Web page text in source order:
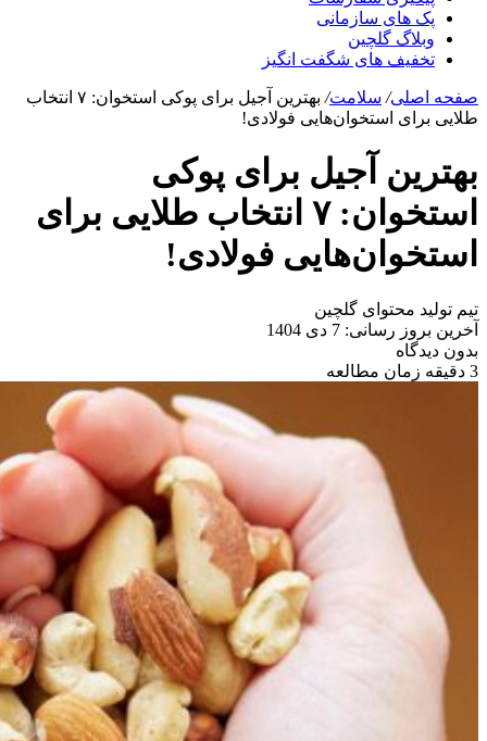
پک های سازمانی
وبلاگ گلچین
تخفیف های شگفت انگیز
صفحه اصلی/ سلامت/
بهترین آجیل برای پوکی استخوان: ۷ انتخاب
طلایی برای استخوان‌هایی فولادی!
بهترین آجیل برای پوکی
استخوان: ۷ انتخاب طلایی برای
استخوان‌هایی فولادی!
تیم تولید محتوای گلچین
آخرین بروز رسانی: 7 دی 1404
بدون دیدگاه
3 دقیقه زمان مطالعه